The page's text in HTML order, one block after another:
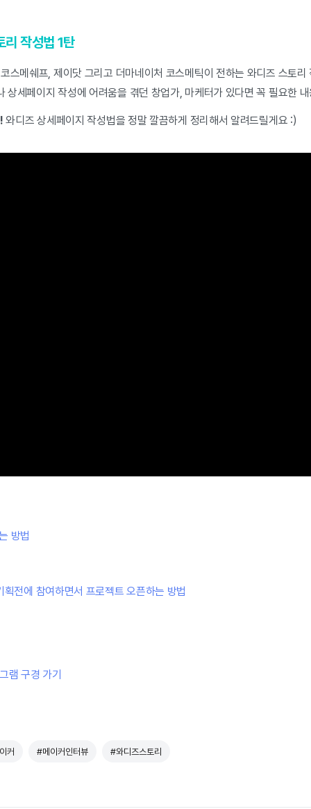
리 작성법 1탄
스메쉐프, 제이닷 그리고 더마네이처 코스메틱이 전하는 와디즈 스토
상세페이지 작성에 어려움을 겪던 창업가, 마케터가 있다면 꼭 필요한
!와디즈 상세페이지 작성법을 정말 깔끔하게 정리해서 알려드릴게요 :)
방법
전에 참여하면서 프로젝트 오픈하는 방법
램 구경 가기
커 #메이커인터뷰 #와디즈스토리